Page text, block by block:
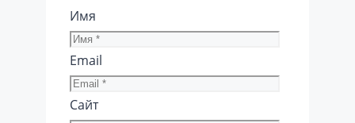
Имя
Email
Сайт